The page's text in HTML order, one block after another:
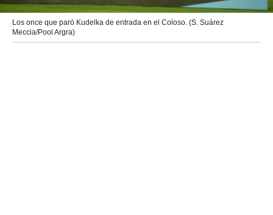
Los once que paró Kudelka de entrada en el Coloso. (S. Suárez
Meccia/Pool Argra)